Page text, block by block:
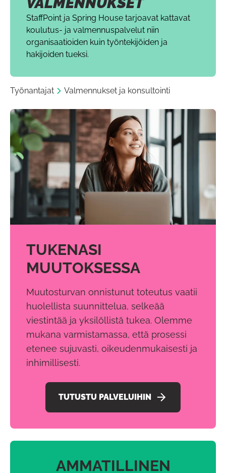
StaffPoint ja Spring House tarjoavat kattavat
koulutus- ja valmennuspalvelut niin
organisaatioiden kuin työntekijöiden ja
hakijoiden tueksi.
Työnantajat Valmennukset ja konsultointi
TUKENASI
MUUTOKSESSA
Muutosturvan onnistunut toteutus vaatii
huolellista suunnittelua, selkeää
viestintää ja yksilöllistä tukea. Olemme
mukana varmistamassa, että prosessi
etenee sujuvasti, oikeudenmukaisesti ja
inhimillisesti.
TUTUSTU PALVELUIHIN
AMMATILLINEN